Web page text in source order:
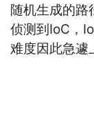
随机生成的路
侦测到IoC，
难度因此急遽